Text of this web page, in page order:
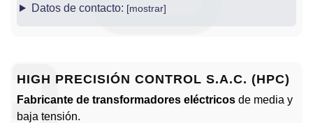
Datos de contacto:
HIGH PRECISIÓN CONTROL S.A.C. (HPC)
Fabricante de transformadores eléctricos de media y
baja tensión.